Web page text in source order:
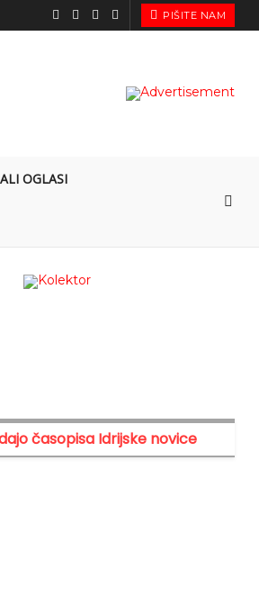
PIŠITE NAM
OGLASI
časopisa Idrijske novice